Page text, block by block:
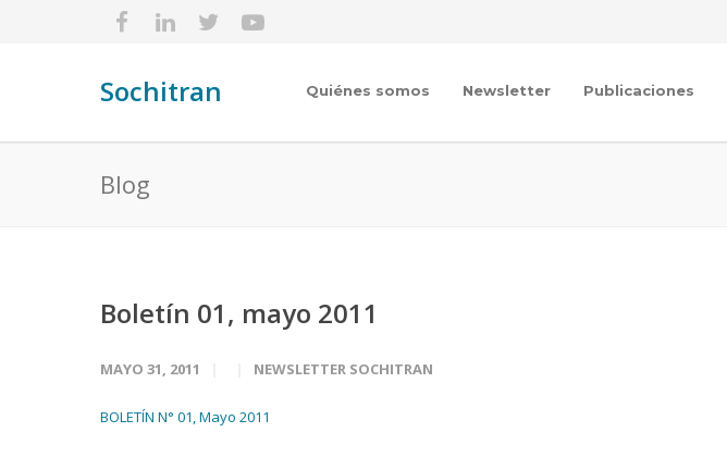
Sochitran Quiénes somos Newsletter Publicaciones
Blog
Boletín 01, mayo 2011
MAYO 31, 2011 NEWSLETTER SOCHITRAN
BOLETÍN N° 01, Mayo 2011